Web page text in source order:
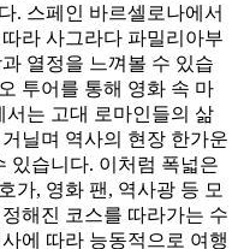
. 스페인 바르셀로나에서
라 사그라다 파밀리아부
열정을 느껴볼 수 있습
투어를 통해 영화 속 마
서는 고대 로마인들의 삶
닐며 역사의 현장 한가운
있습니다. 이처럼 폭넓은
가, 영화 팬, 역사광 등 모
해진 코스를 따라가는 수
에 따라 능동적으로 여행